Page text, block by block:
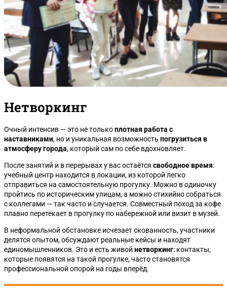
Нетворкинг
Очный интенсив — это не толькоплотная работа с
наставниками, но и уникальная возможность погрузиться в
атмосферу города, который сам по себе вдохновляет.
После занятий и в перерывах у вас остаётся свободное время:
учебный центр находится в локации, из которой легко
отправиться на самостоятельную прогулку. Можно в одиночку
пройтись по историческим улицам, а можно стихийно собраться
с коллегами — так часто и случается. Совместный поход за кофе
плавно перетекает в прогулку по набережной или визит в музей.
В неформальной обстановке исчезает скованность, участники
делятся опытом, обсуждают реальные кейсы и находят
единомышленников. Это и есть живой нетворкинг: контакты,
которые появятся на такой прогулке, часто становятся
профессиональной опорой на годы вперёд.